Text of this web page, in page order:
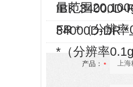
量范围
IBK 34000D-
FR *（分辨率
34000D-DR
*（分辨率
产品：